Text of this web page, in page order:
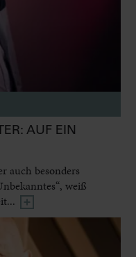
AUF EIN
auch besonders
weiß